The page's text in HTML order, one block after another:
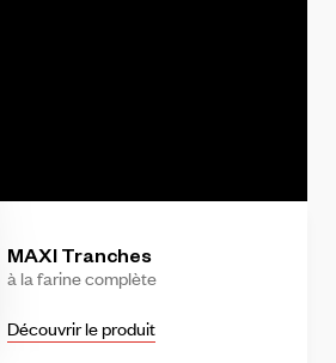
MAXI Tranches
à lafarinecomplète
Découvrir le produit